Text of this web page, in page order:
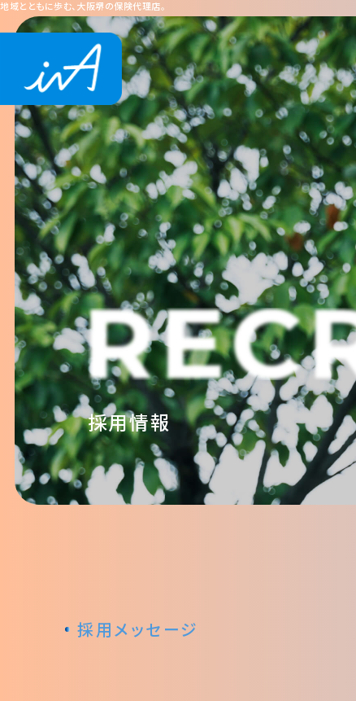
地域とともに歩む、大阪堺の保険代理店。
採用情報
採用メッセージ